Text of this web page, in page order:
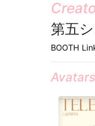
第五
BOOTH
Avatars